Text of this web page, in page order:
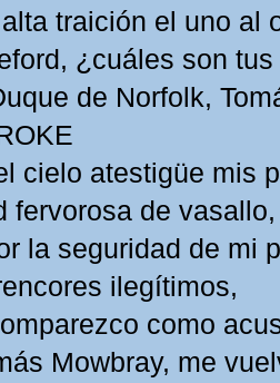
traición el uno al
¿cuáles son
de Norfolk,
cielo atestigüe mis
fervorosa de vasallo,
la seguridad de mi
ilegítimos,
como
Mowbray, me